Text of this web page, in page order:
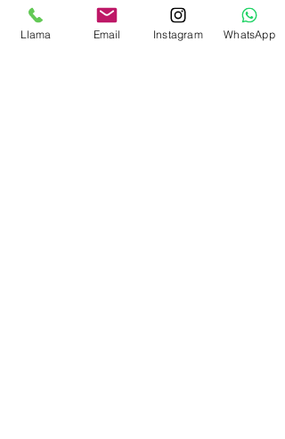
Entradas
Llama Email Instagram WhatsApp